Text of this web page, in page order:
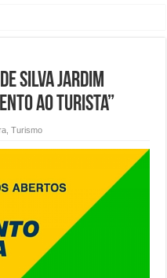
Silva Jardim
ao Turista”
,Turismo